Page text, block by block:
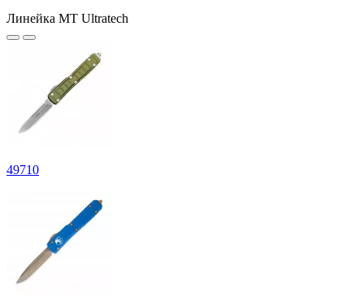
Линейка MT Ultratech
49710